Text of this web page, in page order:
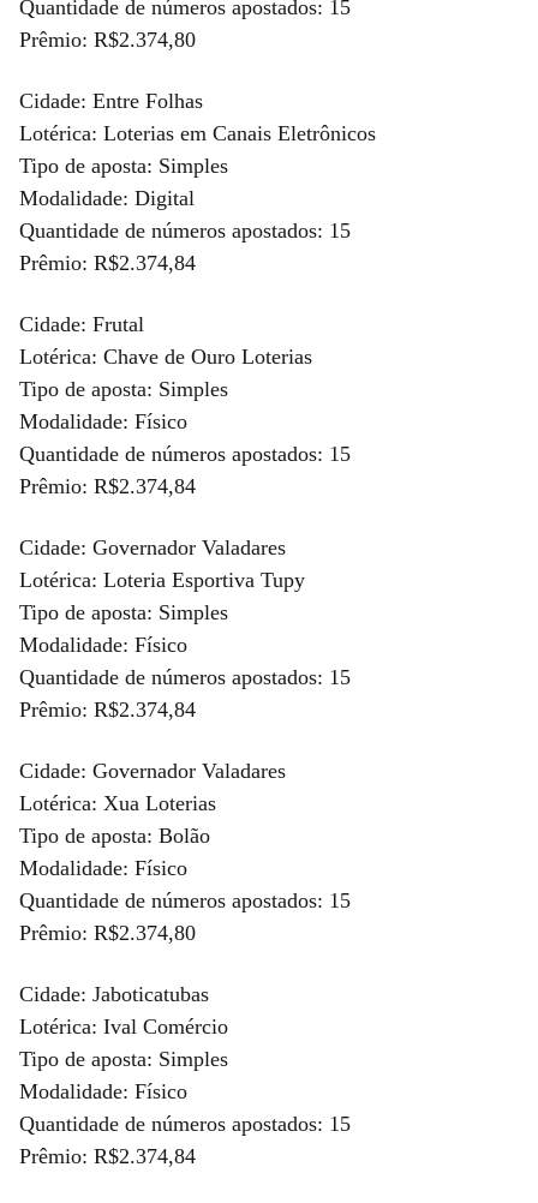
Quantidade de números apostados: 15
Prêmio: R$2.374,80
Cidade: Entre Folhas
Lotérica: Loterias em Canais Eletrônicos
Tipo de aposta: Simples
Modalidade: Digital
Quantidade de números apostados: 15
Prêmio: R$2.374,84
Cidade: Frutal
Lotérica: Chave de Ouro Loterias
Tipo de aposta: Simples
Modalidade: Físico
Quantidade de números apostados: 15
Prêmio: R$2.374,84
Cidade: Governador Valadares
Lotérica: Loteria Esportiva Tupy
Tipo de aposta: Simples
Modalidade: Físico
Quantidade de números apostados: 15
Prêmio: R$2.374,84
Cidade: Governador Valadares
Lotérica: Xua Loterias
Tipo de aposta: Bolão
Modalidade: Físico
Quantidade de números apostados: 15
Prêmio: R$2.374,80
Cidade: Jaboticatubas
Lotérica: Ival Comércio
Tipo de aposta: Simples
Modalidade: Físico
Quantidade de números apostados: 15
Prêmio: R$2.374,84